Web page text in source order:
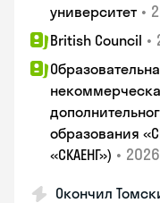
университет •
British Council •
образования
«СКАЕНГ») •
Окончил